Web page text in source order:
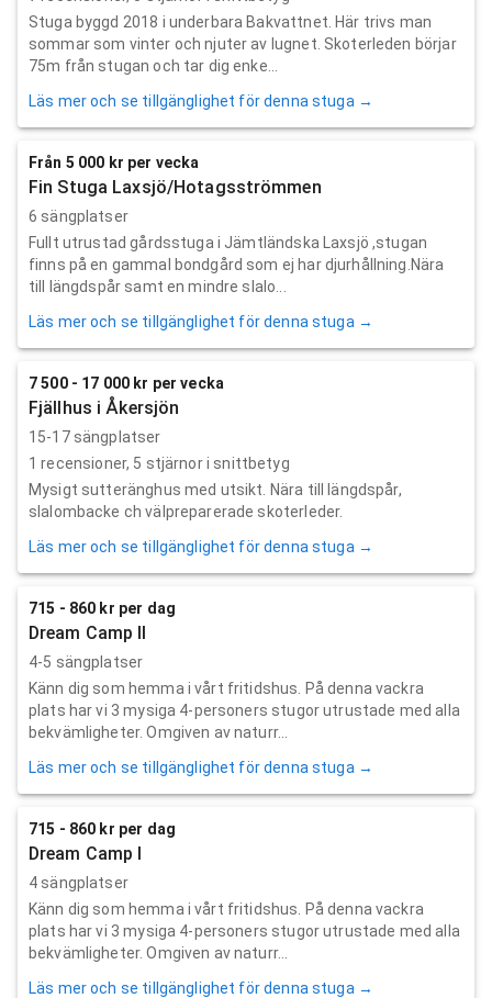
Stuga byggd 2018 i underbara Bakvattnet. Här trivs man
sommar som vinter och njuter av lugnet. Skoterleden börjar
75m från stugan och tar dig enke...
Läs mer och se tillgänglighet för denna stuga →
Från 5 000 kr per vecka
Fin Stuga Laxsjö/Hotagsströmmen
6 sängplatser
Fullt utrustad gårdsstuga i Jämtländska Laxsjö ,stugan
finns på en gammal bondgård som ej har djurhållning.Nära
till längdspår samt en mindre slalo...
Läs mer och se tillgänglighet för denna stuga →
7 500 - 17 000 kr per vecka
Fjällhus i Åkersjön
15-17 sängplatser
1 recensioner, 5 stjärnor i snittbetyg
Mysigt sutteränghus med utsikt. Nära till längdspår,
slalombacke ch välpreparerade skoterleder.
Läs mer och se tillgänglighet för denna stuga →
715 - 860 kr per dag
Dream Camp II
4-5 sängplatser
Känn dig som hemma i vårt fritidshus. På denna vackra
plats har vi 3 mysiga 4-personers stugor utrustade med alla
bekvämligheter. Omgiven av naturr...
Läs mer och se tillgänglighet för denna stuga →
715 - 860 kr per dag
Dream Camp I
4 sängplatser
Känn dig som hemma i vårt fritidshus. På denna vackra
plats har vi 3 mysiga 4-personers stugor utrustade med alla
bekvämligheter. Omgiven av naturr...
Läs mer och se tillgänglighet för denna stuga →